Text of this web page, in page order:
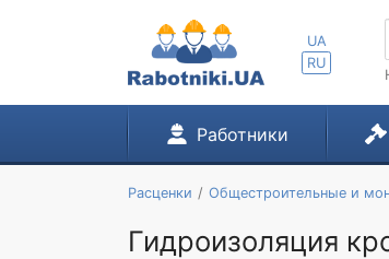
UA
RU
Работники
Расценки Общестроительные и
Гидроизоляция